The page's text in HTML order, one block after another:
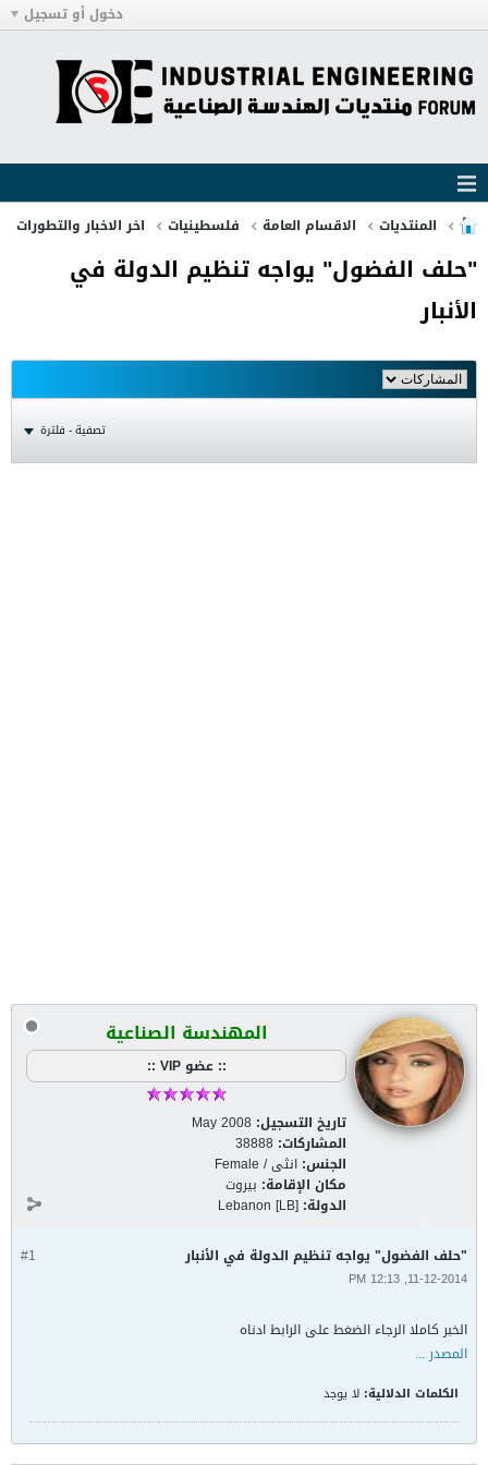
دخول أو تسجيل
المنتديات الاقسام العامة فلسطينيات اخر الاخبار والتطورات
"حلف الفضول" يواجه تنظيم الدولة في
الأنبار
تصفية - فلترة
المهندسة الصناعية
:: عضو VIP ::
تاريخ التسجيل: May 2008
المشاركات: 38888
الجنس: انثى / Female
مكان الإقامة: بيروت
الدولة: Lebanon [LB]
#1 "حلف الفضول" يواجه تنظيم الدولة في الأنبار
11-12-2014, 12:13 PM
الخبر كاملا الرجاء الضغط على الرابط ادناه
المصدر ...
الكلمات الدلالية: لا يوجد